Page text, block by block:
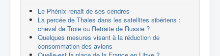
Le Phénix renait de ses cendres
La percée de Thales dans les satellites sibériens :
cheval de Troie ou Retraite de Russie ?
Quelques mesures visant à la réduction de
consommation des avions